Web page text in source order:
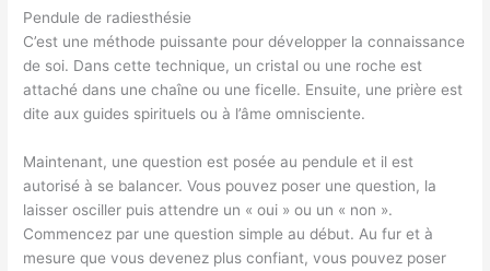
Pendule de radiesthésie
C’est une méthode puissante pour développer la connaissance
de soi. Dans cette technique, un cristal ou une roche est
attaché dans une chaîne ou une ficelle. Ensuite, une prière est
dite aux guides spirituels ou à l’âme omnisciente.
Maintenant, une question est posée au pendule et il est
autorisé à se balancer. Vous pouvez poser une question, la
laisser osciller puis attendre un « oui » ou un « non ».
Commencez par une question simple au début. Au fur et à
mesure que vous devenez plus confiant, vous pouvez poser